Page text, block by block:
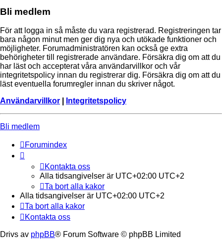
Bli medlem
För att logga in så måste du vara registrerad. Registreringen tar
bara någon minut men ger dig nya och utökade funktioner och
möjligheter. Forumadministratören kan också ge extra
behörigheter till registrerade användare. Försäkra dig om att du
har läst och accepterat våra användarvillkor och vår
integritetspolicy innan du registrerar dig. Försäkra dig om att du
läst eventuella forumregler innan du skriver något.
Användarvillkor
Integritetspolicy
Bli medlem
Forumindex
Kontakta oss
Alla tidsangivelser är UTC+02:00 UTC+2
Ta bort alla kakor
Alla tidsangivelser är UTC+02:00 UTC+2
Ta bort alla kakor
Kontakta oss
Drivs av phpBB® Forum Software © phpBB Limited